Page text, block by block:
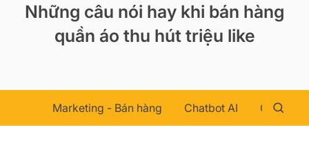
Những câu nói hay khi bán hàng
quần áo thu hút triệu like
Marketing - Bán hàng Chatbot AI Chăm